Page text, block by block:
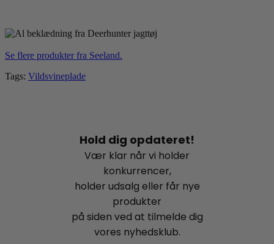
Se flere produkter fra Seeland.
Tags: Vildsvineplade
Hold dig opdateret!
Vær klar når vi holder
konkurrencer,
holder udsalg eller får nye
produkter
på siden ved at tilmelde dig
vores nyhedsklub.